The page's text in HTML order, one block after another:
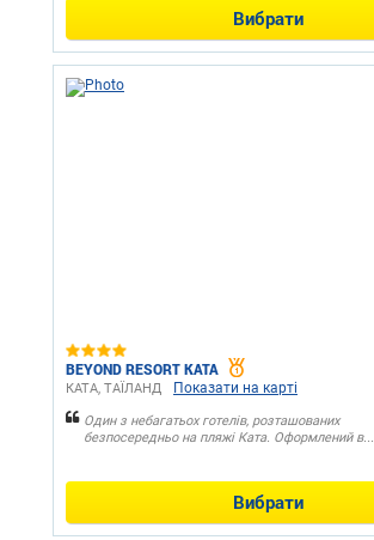
Вибрати
BEYOND RESORT KATA
КАТА, ТАЇЛАНД Показати на карті
Один з небагатьох готелів, розташованих
безпосередньо на пляжі Ката. Оформлений в...
Вибрати